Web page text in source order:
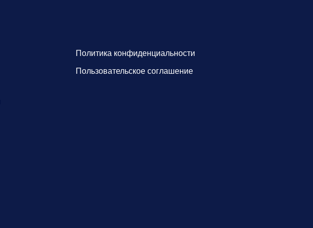
Политика конфиденциальности
Пользовательское соглашение